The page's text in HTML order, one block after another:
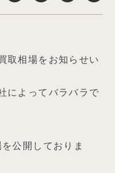
取相場をお知らせい
によってバラバラで
公開しておりま